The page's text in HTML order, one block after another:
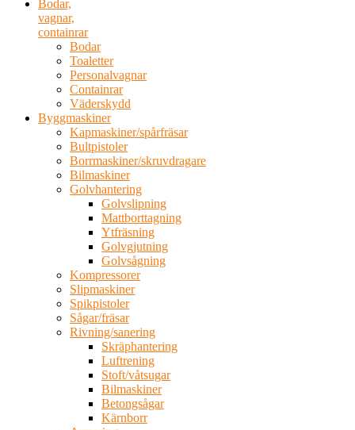
Bodar,
vagnar,
containrar
Bodar
Toaletter
Personalvagnar
Containrar
Väderskydd
Byggmaskiner
Kapmaskiner/spårfräsar
Bultpistoler
Borrmaskiner/skruvdragare
Bilmaskiner
Golvhantering
Golvslipning
Mattborttagning
Ytfräsning
Golvgjutning
Golvsågning
Kompressorer
Slipmaskiner
Spikpistoler
Sågar/fräsar
Rivning/sanering
Skräphantering
Luftrening
Stoft/våtsugar
Bilmaskiner
Betongsågar
Kärnborr